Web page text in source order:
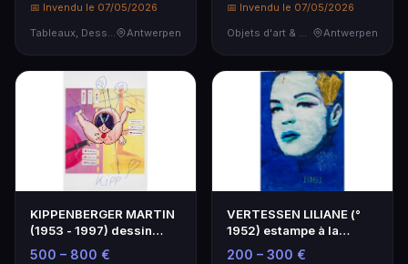
📅 Invendu le 07/05/2026
Tableaux, Dessins & Estampes
Antwerpen
📅 Invendu le 07/05/2026
Objets d'art & Curiosités
Antwerpen
KIPPENBERGER MARTIN
(1953 - 1997) dessin
original à l'encre …
500 – 800 €
VERTESSEN LILIANE (°
1952) estampe à la
feuille d'or : "Auto…
200 – 300 €